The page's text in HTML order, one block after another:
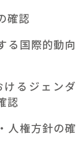
確認
る国際的動向
るジェンダ
認
人権方針の確